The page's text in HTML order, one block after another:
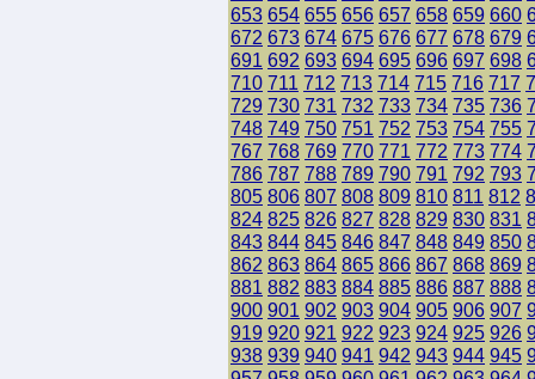
653 654 655 656 657 658 659 660
672 673 674 675 676 677 678 679
691 692 693 694 695 696 697 698
710 711 712 713 714 715 716 717
729 730 731 732 733 734 735 736
748 749 750 751 752 753 754 755
767 768 769 770 771 772 773 774
786 787 788 789 790 791 792 793
805 806 807 808 809 810 811 812
824 825 826 827 828 829 830 831
843 844 845 846 847 848 849 850
862 863 864 865 866 867 868 869
881 882 883 884 885 886 887 888
900 901 902 903 904 905 906 907
919 920 921 922 923 924 925 926
938 939 940 941 942 943 944 945